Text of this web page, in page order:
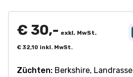
€ 30,- exkl. MwSt.
€32,10 inkl. MwSt.
Züchten: Berkshire, Landrasse